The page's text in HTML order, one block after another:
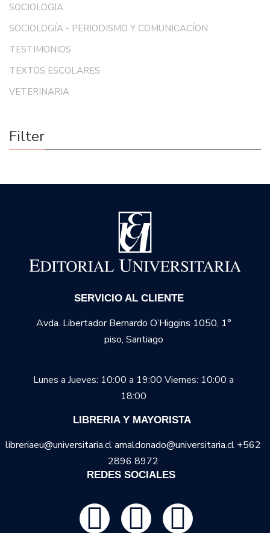
SOCIOLOGIA
SOCIOLOGÍA - PERIODISMO Y COMUNICACÍON
TESTIMONIOS
TEXTOS ESCOLARES
VETERINARIA
Filter
SERVICIO AL CLIENTE
Avda. Libertador Bernardo O’Higgins 1050, 1°
piso, Santiago
Lunes a Jueves: 10:00 a 19:00 Viernes: 10:00 a
18:00
LIBRERIA Y MAYORISTA
libreriaeu@universitaria.cl amaldonado@universitaria.cl +562
2896 8972
REDES SOCIALES